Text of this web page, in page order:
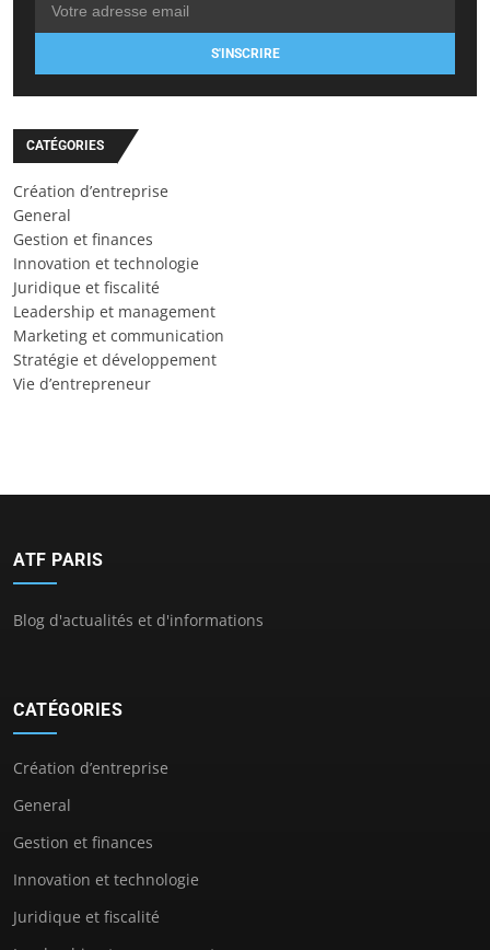
S'INSCRIRE
CATÉGORIES
Création d’entreprise
General
Gestion et finances
Innovation et technologie
Juridique et fiscalité
Leadership et management
Marketing et communication
Stratégie et développement
Vie d’entrepreneur
ATF PARIS
Blog d'actualités et d'informations
CATÉGORIES
Création d’entreprise
General
Gestion et finances
Innovation et technologie
Juridique et fiscalité